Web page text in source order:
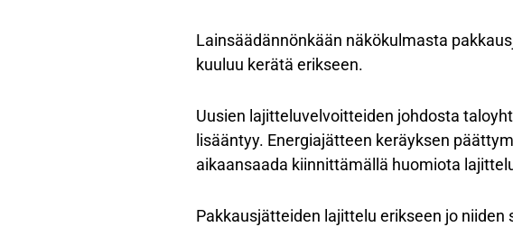
Lainsäädännönkään näkökulmasta
kuuluu kerätä erikseen.
Uusien lajitteluvelvoitteiden johdosta
lisääntyy. Energiajätteen keräyksen
aikaansaada kiinnittämällä huomiota
Pakkausjätteiden lajittelu erikseen jo